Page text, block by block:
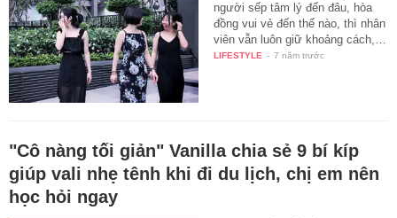
người sếp tâm lý đến đâu, hòa
đồng vui vẻ đến thế nào, thì nhân
viên vẫn luôn giữ khoảng cách,…
LIFESTYLE - 7 năm trước
"Cô nàng tối giản" Vanilla chia sẻ 9 bí kíp
giúp vali nhẹ tênh khi đi du lịch, chị em nên
học hỏi ngay